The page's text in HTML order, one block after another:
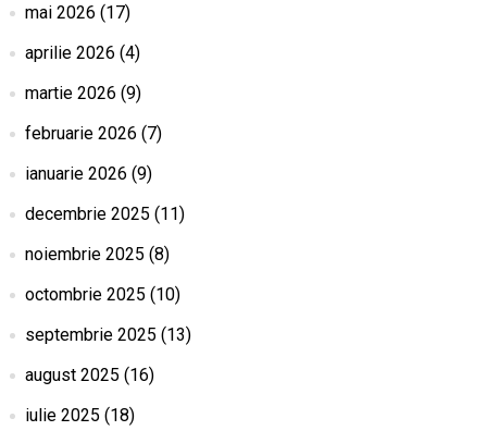
mai 2026 (17)
aprilie 2026 (4)
martie 2026 (9)
februarie 2026 (7)
ianuarie 2026 (9)
decembrie 2025 (11)
noiembrie 2025 (8)
octombrie 2025 (10)
septembrie 2025 (13)
august 2025 (16)
iulie 2025 (18)